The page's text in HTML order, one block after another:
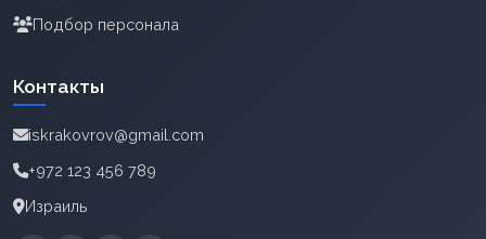
Подбор персонала
Контакты
iskrakovrov@gmail.com
+972 123 456 789
Израиль